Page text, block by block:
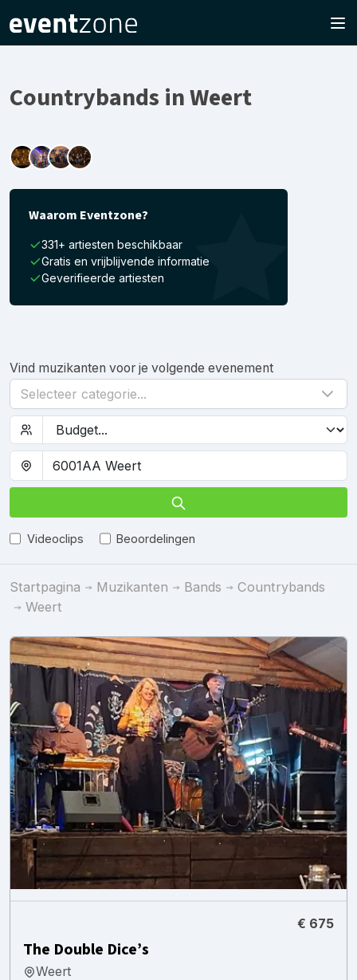
Countrybands in Weert
Waarom Eventzone?
331+ artiesten beschikbaar
Gratis en vrijblijvende informatie
Geverifieerde artiesten
Vind muzikanten voor je volgende evenement
Selecteer categorie...
Videoclips Beoordelingen
Startpagina Muzikanten Bands
Countrybands
Weert
€ 675
The Double Dice’s
Weert